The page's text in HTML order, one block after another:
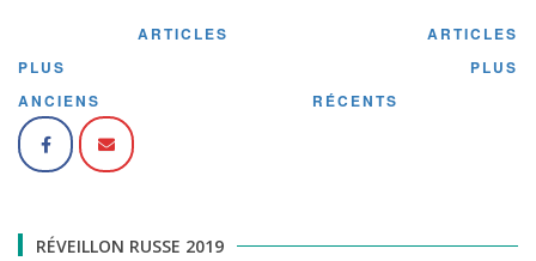
Navigation
des
articles
ARTICLES
PLUS
ANCIENS
ARTICLES
PLUS
RÉCENTS
RÉVEILLON RUSSE 2019